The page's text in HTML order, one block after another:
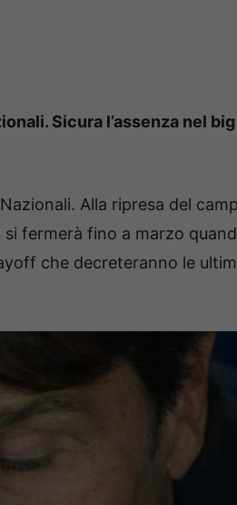
Sicura l’assenza nel
Alla ripresa del
fermerà fino a marzo
che decreteranno le